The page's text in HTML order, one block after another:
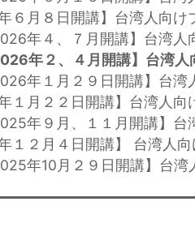
６月８日開講】台湾人向け
年４、７月開講】台湾人
年２、４月開講】台湾
年１月２９日開講】台湾
１月２２日開講】台湾人向
年９月、１１月開講】台
１２月４日開講】 台湾人
年10月２９日開講】台湾